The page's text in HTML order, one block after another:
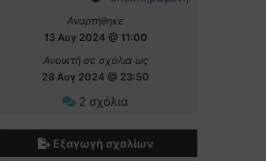
Αναρτήθηκε
13 Αυγ 2024 @ 11:00
Ανοικτή σε σχόλια ως
28 Αυγ 2024 @ 23:50
2 σχόλια
Εξαγωγή σχολίων